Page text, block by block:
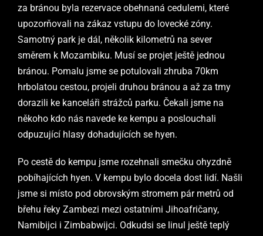
za bránou byla rezervace obehnaná cedulemi, které
upozorňovali na zákaz vstupu do lovecké zóny.
Samotný park je dál, několik kilometrů na sever
směrem k Mozambiku. Musí se projet ještě jednou
bránou. Pomalu jsme se potulovali zhruba 70km
hrbolatou cestou, projeli druhou bránou a až za tmy
dorazili ke kanceláři strážců parku. Čekali jsme na
někoho kdo nás navede ke kempu a poslouchali
odpuzující hlasy dohadujících se hyen.
Po cestě do kempu jsme rozehnali smečku ohyzdně
pobíhajících hyen. V kempu bylo docela dost lidí. Našli
jsme si místo pod obrovským stromem pár metrů od
břehu řeky Zambezi mezi ostatními Jihoafričany,
Namibijci i Zimbabwijci. Odkudsi se linul ještě teplý